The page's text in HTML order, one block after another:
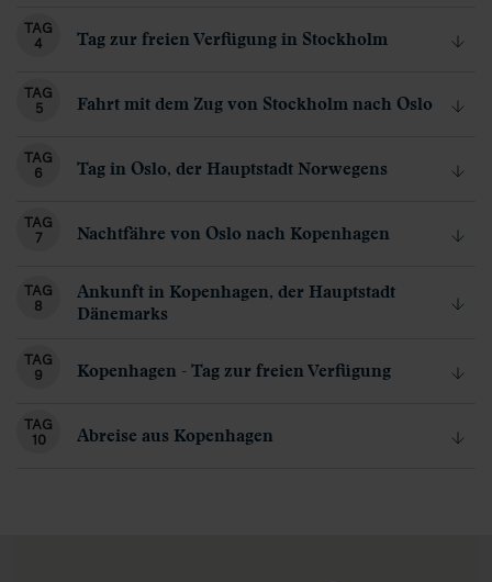
TAG
4
Tag zur freien Verfügung in Stockholm
TAG
5
Fahrt mit dem Zug von Stockholm nach Oslo
TAG
6
Tag in Oslo, der Hauptstadt Norwegens
TAG
7
Nachtfähre von Oslo nach Kopenhagen
TAG
8
Ankunft in Kopenhagen, der Hauptstadt
Dänemarks
TAG
9
Kopenhagen - Tag zur freien Verfügung
TAG
10
Abreise aus Kopenhagen